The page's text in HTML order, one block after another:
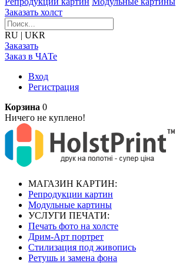
Заказать холст
RU | UKR
Заказать
Заказ в ЧАТе
Вход
Регистрация
Корзина 0
Ничего не куплено!
МАГАЗИН КАРТИН:
Репродукции картин
Модульные картины
УСЛУГИ ПЕЧАТИ:
Печать фото на холсте
Дрим-Арт портрет
Стилизация под живопись
Ретушь и замена фона